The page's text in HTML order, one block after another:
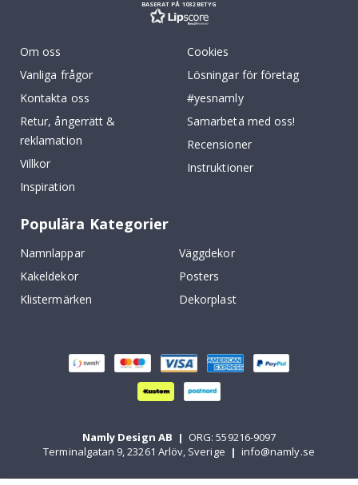
BASERAT PÅ 1032 BETYG
Om oss
Vanliga frågor
Kontakta oss
Retur, ångerrätt &
reklamation
Villkor
Inspiration
Cookies
Lösningar för företag
#yesnamly
Samarbeta med oss!
Recensioner
Instruktioner
Populära Kategorier
Namnlappar
Väggdekor
Kakeldekor
Posters
Klistermärken
Dekorplast
Namly Design AB | ORG: 559216-9097
Terminalgatan 9, 23261 Arlöv, Sverige | info@namly.se